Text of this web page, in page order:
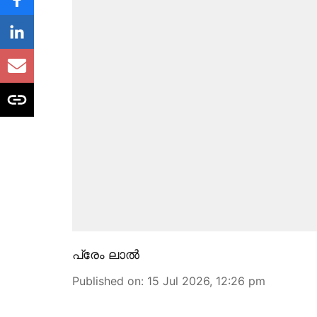
പ്രേം ലാൽ
Published on: 15 Jul 2026, 12:26 pm